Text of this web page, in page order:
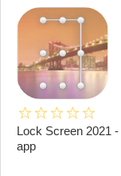
Lock Screen 2021
app